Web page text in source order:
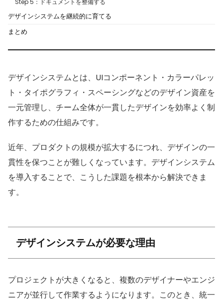
デザインシステムを継続的に育てる
まとめ
デザインシステムとは、UIコンポーネント・カラーパレッ
ト・タイポグラフィ・スペーシングなどのデザイン資産を
一元管理し、チーム全体が一貫したデザインを効率よく制
作するための仕組みです。
近年、プロダクトの規模が拡大するにつれ、デザインの一
貫性を保つことが難しくなっています。デザインシステム
を導入することで、こうした課題を根本から解決できま
す。
デザインシステムが必要な理由
プロジェクトが大きくなると、複数のデザイナーやエンジ
ニアが並行して作業するようになります。このとき、統一